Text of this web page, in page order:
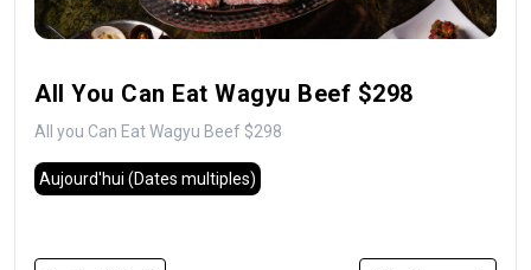
All You Can Eat Wagyu Beef $298
All you Can Eat Wagyu Beef $298
Aujourd'hui (Dates multiples)